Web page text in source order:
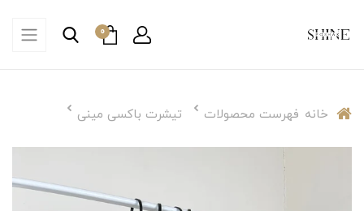
0
خانه فهرست محصولات تیشرت باکسی مینی